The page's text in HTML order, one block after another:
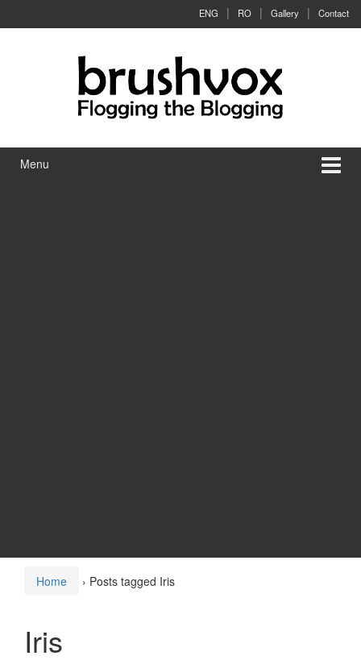
ENG RO Gallery Contact
Menu
Home › Posts tagged Iris
Iris